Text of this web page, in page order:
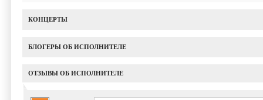
КОНЦЕРТЫ
БЛОГЕРЫ ОБ ИСПОЛНИТЕЛЕ
ОТЗЫВЫ ОБ ИСПОЛНИТЕЛЕ